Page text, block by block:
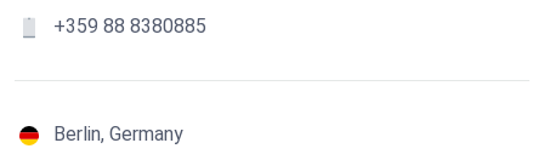
+359 88 8380885
Berlin, Germany